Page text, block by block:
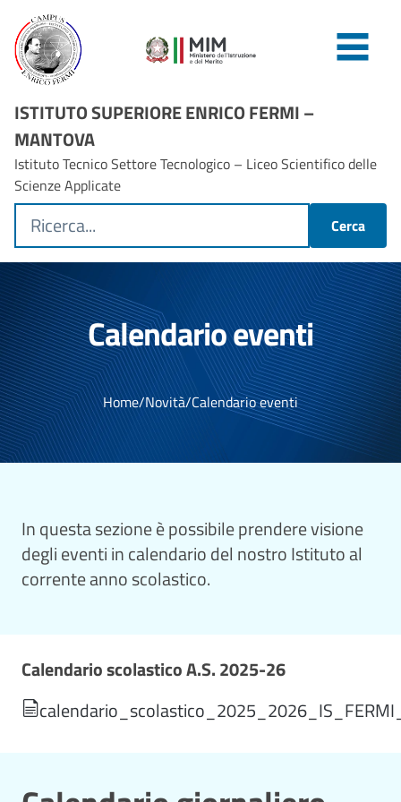
ISTITUTO SUPERIORE ENRICO FERMI –
MANTOVA
Istituto Tecnico Settore Tecnologico – Liceo Scientifico delle
Scienze Applicate
Cerca
Calendario eventi
Home/Novità/Calendario eventi
In questa sezione è possibile prendere visione
degli eventi in calendario del nostro Istituto al
corrente anno scolastico.
Calendario scolastico A.S. 2025-26